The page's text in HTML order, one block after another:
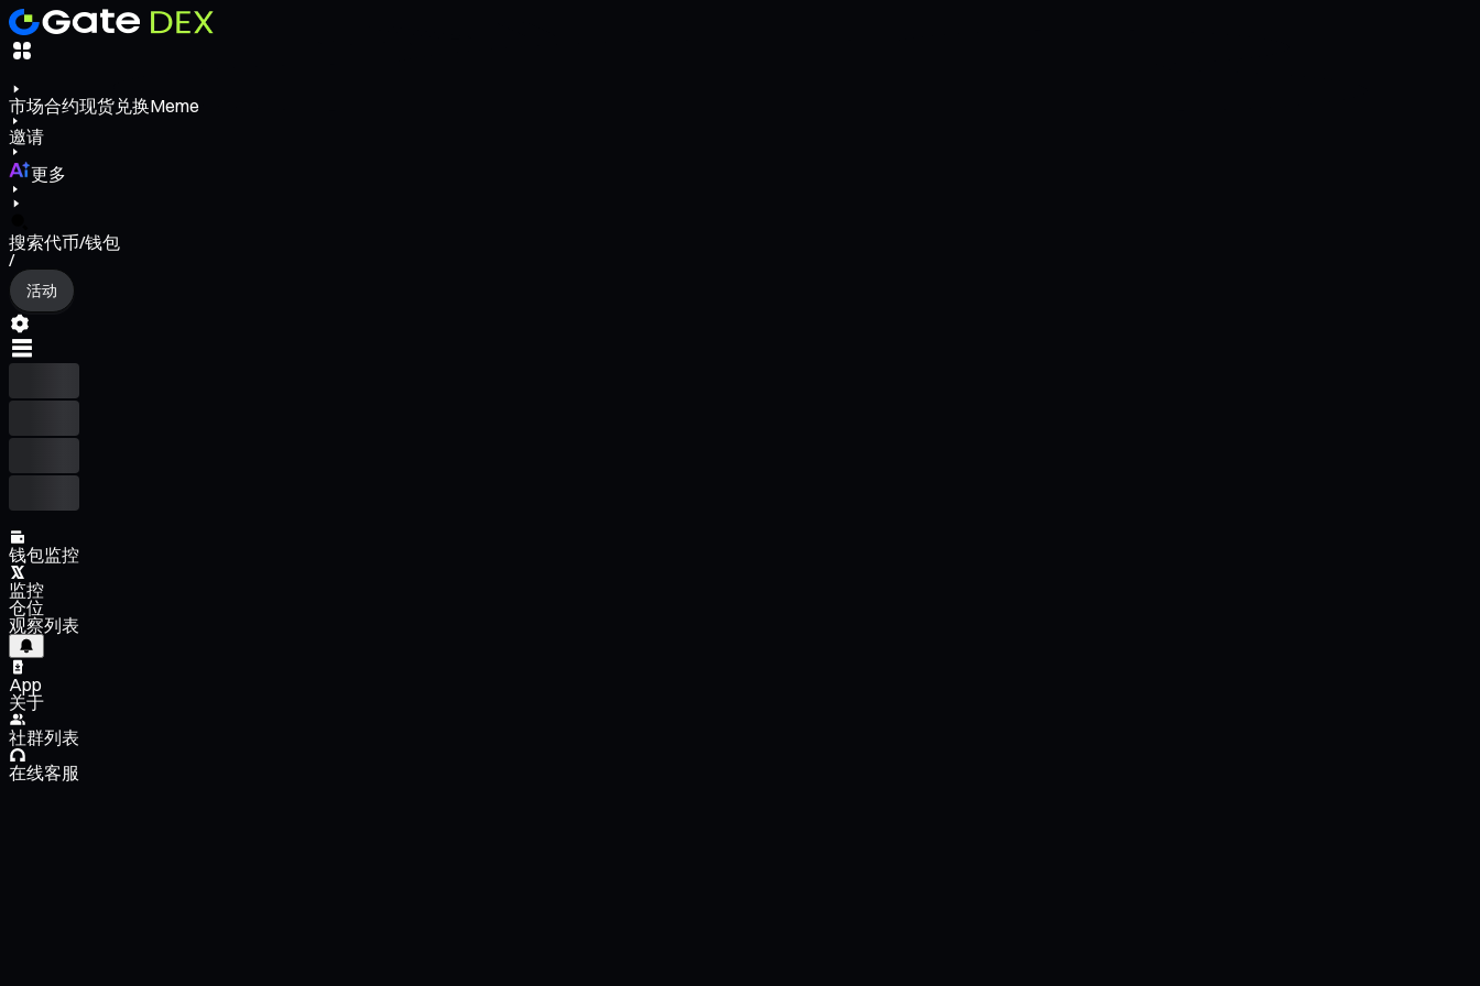
市场合约现货兑换Meme
邀请
更多
搜索代币/钱包
/
活动
钱包监控
监控
仓位
观察列表
App
关于
社群列表
在线客服